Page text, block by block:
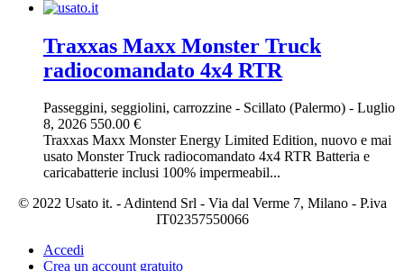
Traxxas Maxx Monster Truck
radiocomandato 4x4 RTR
Passeggini, seggiolini, carrozzine - Scillato (Palermo) - Luglio
8, 2026 550.00 €
Traxxas Maxx Monster Energy Limited Edition, nuovo e mai
usato Monster Truck radiocomandato 4x4 RTR Batteria e
caricabatterie inclusi 100% impermeabil...
© 2022 Usato it. - Adintend Srl - Via dal Verme 7, Milano - P.iva
IT02357550066
Accedi
Crea un account gratuito